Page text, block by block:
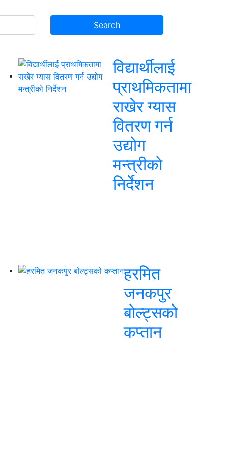
विद्यार्थीलाई
प्राथमिकतामा
राखेर ग्यास
वितरण गर्न
उद्योग
मन्त्रीको
निर्देशन
हरमित
जनकपुर
बोल्ट्सको
कप्तान